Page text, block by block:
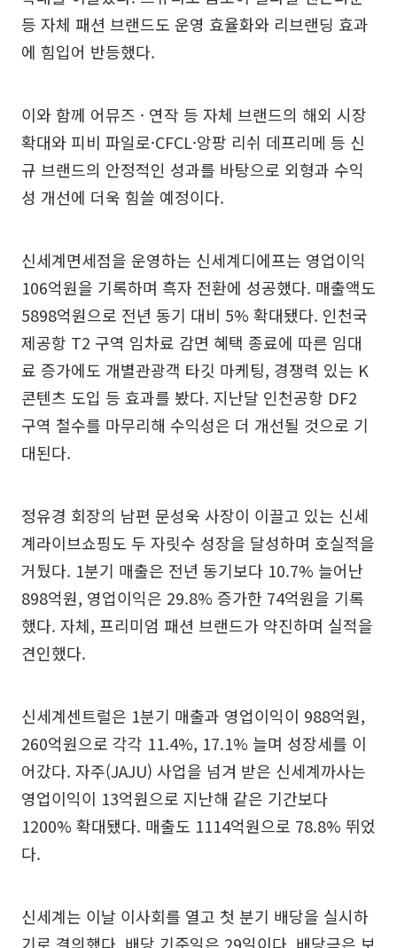
등 자체 패션 브랜드도 운영 효율화와 리브랜딩 효과
에 힘입어 반등했다.
이와 함께 어뮤즈 · 연작 등 자체 브랜드의 해외 시장
확대와 피비 파일로·CFCL·앙팡 리쉬 데프리메 등 신
규 브랜드의 안정적인 성과를 바탕으로 외형과 수익
성 개선에 더욱 힘쓸 예정이다.
신세계면세점을 운영하는 신세계디에프는 영업이익
106억원을 기록하며 흑자 전환에 성공했다. 매출액도
5898억원으로 전년 동기 대비 5% 확대됐다. 인천국
제공항 T2 구역 임차료 감면 혜택 종료에 따른 임대
료 증가에도 개별관광객 타깃 마케팅, 경쟁력 있는 K
콘텐츠 도입 등 효과를 봤다. 지난달 인천공항 DF2
구역 철수를 마무리해 수익성은 더 개선될 것으로 기
대된다.
정유경 회장의 남편 문성욱 사장이 이끌고 있는 신세
계라이브쇼핑도 두 자릿수 성장을 달성하며 호실적을
거뒀다. 1분기 매출은 전년 동기보다 10.7% 늘어난
898억원, 영업이익은 29.8% 증가한 74억원을 기록
했다. 자체, 프리미엄 패션 브랜드가 약진하며 실적을
견인했다.
신세계센트럴은 1분기 매출과 영업이익이 988억원,
260억원으로 각각 11.4%, 17.1% 늘며 성장세를 이
어갔다. 자주(JAJU) 사업을 넘겨 받은 신세계까사는
영업이익이 13억원으로 지난해 같은 기간보다
1200% 확대됐다. 매출도 1114억원으로 78.8% 뛰었
다.
신세계는 이날 이사회를 열고 첫 분기 배당을 실시하